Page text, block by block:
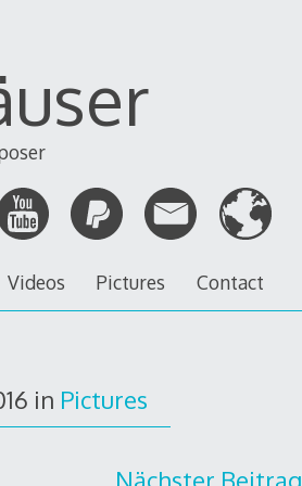
Videos Pictures Contact
in Pictures
Nächster Beitrag